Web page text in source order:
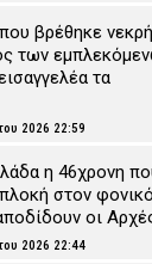
βρέθηκε
των
τα
2026 22:59
η 46χρονη
στον φονικό
οι
2026 22:44